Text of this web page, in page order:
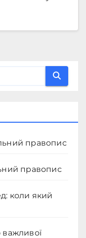
правопис
правопис
коли який
важливої